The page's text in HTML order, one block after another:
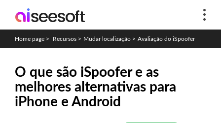
Home page > Recursos > Mudar localização > Avaliação do iSpoofer
O que são iSpoofer e as
melhores alternativas para
iPhone e Android